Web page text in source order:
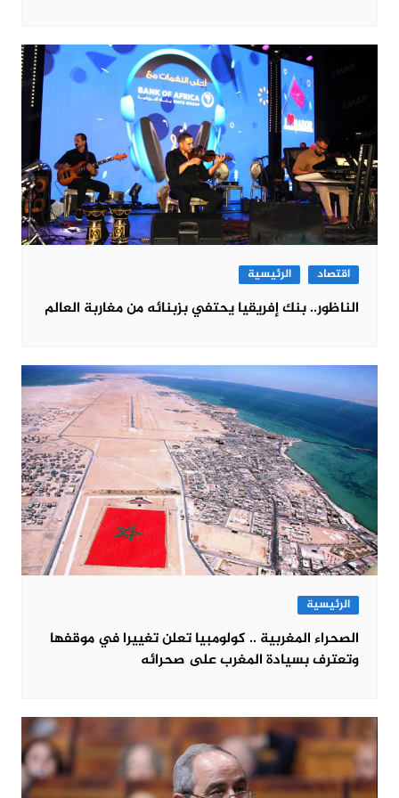
اقتصاد الرئيسية
الناظور.. بنك إفريقيا يحتفي بزبنائه من مغاربة العالم
الرئيسية
الصحراء المغربية .. كولومبيا تعلن تغييرا في موقفها
وتعترف بسيادة المغرب على صحرائه